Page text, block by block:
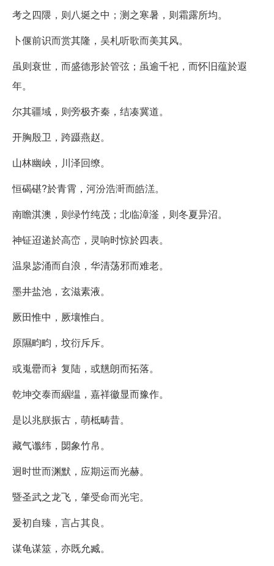
考之四隈，则八埏之中；测之寒暑，则霜露所均。
卜偃前识而赏其隆，吴札听歌而美其风。
虽则衰世，而盛德形於管弦；虽逾千祀，而怀旧蕴於遐
年。
尔其疆域，则旁极齐秦，结凑冀道。
开胸殷卫，跨蹑燕赵。
山林幽岟，川泽回缭。
恒碣碪?於青霄，河汾浩涆而皓溔。
南瞻淇澳，则绿竹纯茂；北临漳滏，则冬夏异沼。
神钲迢递於高峦，灵响时惊於四表。
温泉毖涌而自浪，华清荡邪而难老。
墨井盐池，玄滋素液。
厥田惟中，厥壤惟白。
原隰畇畇，坟衍斥斥。
或嵬罍而衤复陆，或黋朗而拓落。
乾坤交泰而絪缊，嘉祥徽显而豫作。
是以兆朕振古，萌柢畴昔。
藏气谶纬，閟象竹帛。
迥时世而渊默，应期运而光赫。
暨圣武之龙飞，肇受命而光宅。
爰初自臻，言占其良。
谋龟谋筮，亦既允臧。